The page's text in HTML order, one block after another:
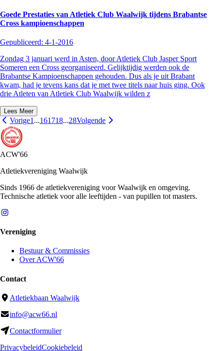
Goede Prestaties van Atletiek Club Waalwijk tijdens Brabantse
Cross kampioenschappen
Gepubliceerd: 4-1-2016
Zondag 3 januari werd in Asten, door Atletiek Club Jasper Sport
Someren een Cross georganiseerd. Gelijktijdig werden ook de
Brabantse Kampioenschappen gehouden. Dus als je uit Brabant
kwam, had je tevens kans dat je met twee titels naar huis ging. Ook
drie Atleten van Atletiek Club Waalwijk wilden z
Lees Meer
Vorige1 ...161718...28Volgende
ACW'66
Atletiekvereniging Waalwijk
Sinds 1966 de atletiekvereniging voor Waalwijk en omgeving.
Technische atletiek voor alle leeftijden - van pupillen tot masters.
Vereniging
Bestuur & Commissies
Over ACW'66
Contact
Atletiekbaan Waalwijk
info@acw66.nl
Contactformulier
PrivacybeleidCookiebeleid